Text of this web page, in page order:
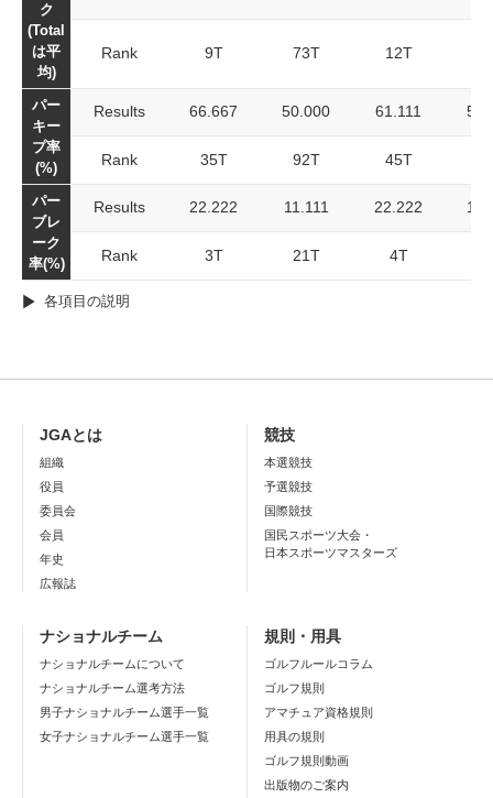
ク
(Total
は平
均)
Rank 9T 73T 12T
パー
キー
プ率
(%)
Results 66.667 50.000 61.111
Rank 35T 92T 45T
パー
ブレ
ーク
率(%)
Results 22.222 11.111 22.222
Rank 3T 21T 4T
各項目の説明
JGAとは
組織
役員
委員会
会員
年史
広報誌
競技
本選競技
予選競技
国際競技
国民スポーツ大会・
日本スポーツマスターズ
ナショナルチーム
ナショナルチームについて
ナショナルチーム選考方法
男子ナショナルチーム選手一覧
女子ナショナルチーム選手一覧
規則・用具
ゴルフルールコラム
ゴルフ規則
アマチュア資格規則
用具の規則
ゴルフ規則動画
出版物のご案内